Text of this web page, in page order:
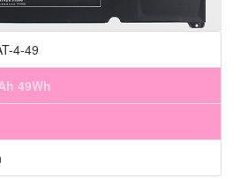
4-49
49Wh